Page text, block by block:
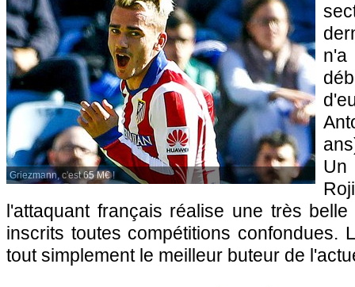
Griezmann, c'est 65 M€ !
Un
l'attaquant français réalise une très
inscrits toutes compétitions confondues.
tout simplement le meilleur buteur de